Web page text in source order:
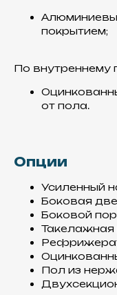
покрытием;
По внутреннему
от пола.
Опции
Усиленный
Боковая
Боковой
Такелажная
Пол из
Используем
армированный
Сэндвич -